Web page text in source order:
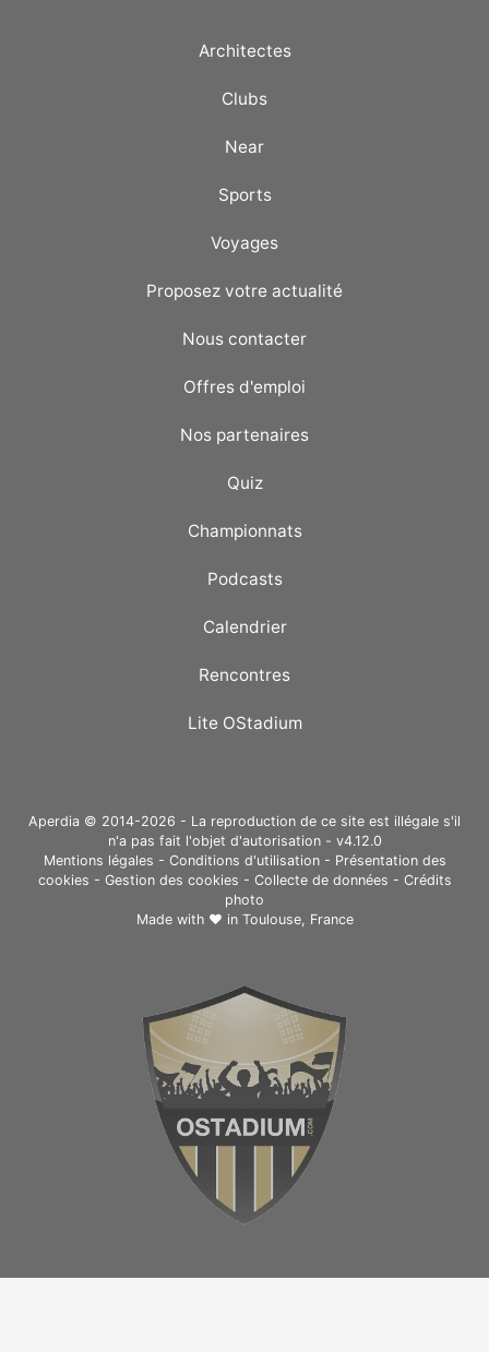
Architectes
Clubs
Near
Sports
Voyages
Proposez votre actualité
Nous contacter
Offres d'emploi
Nos partenaires
Quiz
Championnats
Podcasts
Calendrier
Rencontres
Lite OStadium
Aperdia © 2014-2026 - La reproduction de ce site est illégale s'il
n'a pas fait l'objet d'autorisation - v4.12.0
Mentions légales - Conditions d'utilisation- Présentation des
cookies - Gestion des cookies - Collecte de données - Crédits
photo
Made with ❤ in Toulouse, France